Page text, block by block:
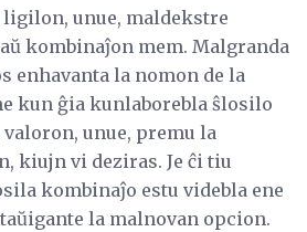
unue, maldekstre
kombinaĵon mem. Malgranda
enhavanta la nomon de la
kun ĝia kunlaborebla ŝlosilo
unue, premu la
kiujn vi deziras. Je ĉi tiu
kombinaĵo estu videbla ene
la malnovan opcion.